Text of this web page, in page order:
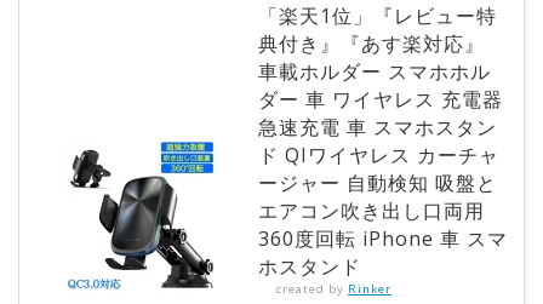
「楽天1位」『レビュー特
典付き』『あす楽対応』
車載ホルダー スマホホル
ダー 車 ワイヤレス 充電器
急速充電 車 スマホスタン
ド QIワイヤレス カーチャ
ージャー 自動検知 吸盤と
エアコン吹き出し口両用
360度回転 iPhone 車 スマ
ホスタンド
created by Rinker